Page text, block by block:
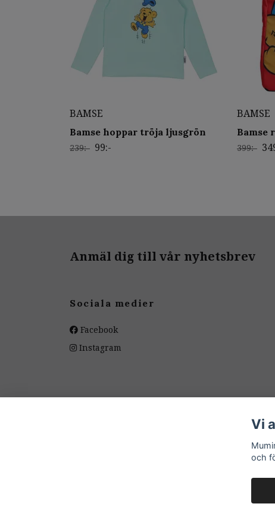
BAMSE
Bamse hoppar tröja ljusgrön
239:- 99:-
BAMSE
Bamse
399:-
Anmäl dig till vår nyhetsbrev
Sociala medier
Facebook
Instagram
Vi
och